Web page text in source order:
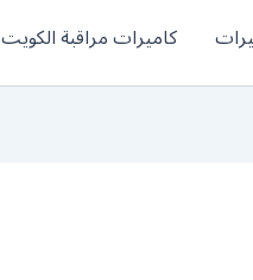
كاميرات مراقبة الكويت